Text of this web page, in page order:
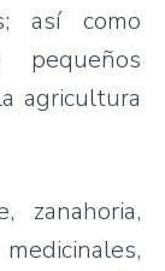
así como
agricultura
zanahoria,